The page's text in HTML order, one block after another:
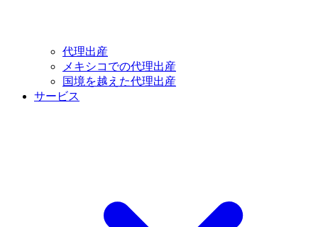
代理出産
メキシコでの代理出産
国境を越えた代理出産
サービス